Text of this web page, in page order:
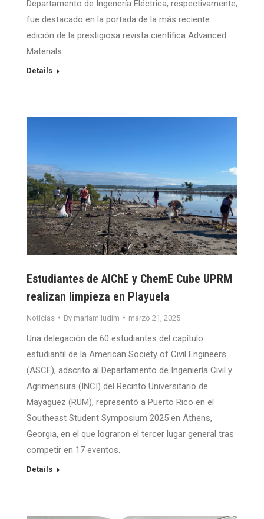
Departamento de Ingenería Eléctrica, respectivamente,
fue destacado en la portada de la más reciente
edición de la prestigiosa revista científica Advanced
Materials.
Details
Estudiantes de AIChE y ChemE Cube UPRM
realizan limpieza en Playuela
Noticias By mariam.ludim marzo 21, 2025
Una delegación de 60 estudiantes del capítulo
estudiantil de la American Society of Civil Engineers
(ASCE), adscrito al Departamento de Ingeniería Civil y
Agrimensura (INCI) del Recinto Universitario de
Mayagüez (RUM), representó a Puerto Rico en el
Southeast Student Symposium 2025 en Athens,
Georgia, en el que lograron el tercer lugar general tras
competir en 17 eventos.
Details